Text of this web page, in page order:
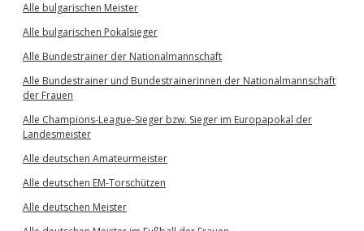
Alle bulgarischen Meister
Alle bulgarischen Pokalsieger
Alle Bundestrainer der Nationalmannschaft
Alle Bundestrainer und Bundestrainerinnen der Nationalmannschaft
der Frauen
Alle Champions-League-Sieger bzw. Sieger im Europapokal der
Landesmeister
Alle deutschen Amateurmeister
Alle deutschen EM-Torschützen
Alle deutschen Meister